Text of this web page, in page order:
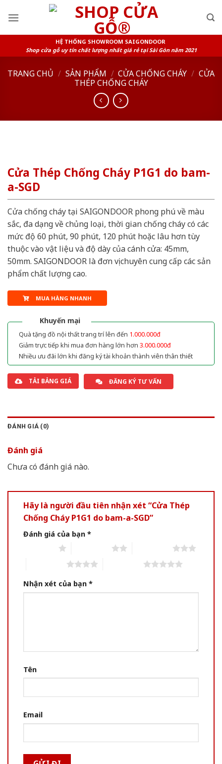
HỆ THỐNG SHOWROOM SAIGONDOOR
Shop cửa gỗ uy tín chất lượng nhất giá rẻ tại Sài Gòn năm 2021
TRANG CHỦ / SẢN PHẨM / CỬA CHỐNG CHÁY / CỬA
THÉP CHỐNG CHÁY
Cửa Thép Chống Cháy P1G1 do bam-
a-SGD
Cửa chống cháy tại SAIGONDOOR phong phú về màu
sắc, đa dạng về chủng loại, thời gian chống cháy có các
mức độ 60 phút, 90 phút, 120 phút hoặc lâu hơn tùy
thuộc vào vật liệu và độ dày của cánh cửa: 45mm,
50mm. SAIGONDOOR là đơn vị chuyên cung cấp các sản
phẩm chất lượng cao.
MUA HÀNG NHANH
Khuyến mại
Quà tặng đồ nội thất trang trí lên đến 1.000.000đ
Giảm trực tiếp khi mua đơn hàng lớn hơn 3.000.000đ
Nhiều ưu đãi lớn khi đăng ký tài khoản thành viên thân thiết
TẢI BẢNG GIÁ ĐĂNG KÝ TƯ VẤN
ĐÁNH GIÁ (0)
Đánh giá
Chưa có đánh giá nào.
Hãy là người đầu tiên nhận xét “Cửa Thép
Chống Cháy P1G1 do bam-a-SGD”
Đánh giá của bạn *
Nhận xét của bạn *
Tên
Email